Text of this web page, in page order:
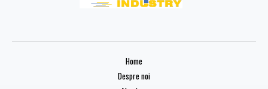
Home
Despre noi